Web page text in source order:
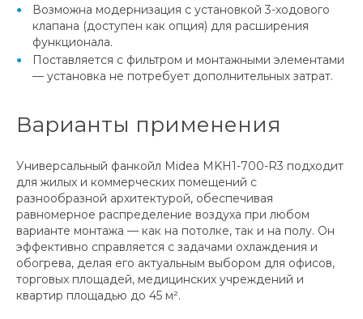
Возможна модернизация с установкой 3-ходового
клапана (доступен как опция) для расширения
функционала.
Поставляется с фильтром и монтажными элементами
— установка не потребует дополнительных затрат.
Варианты применения
Универсальный фанкойл Midea MKH1-700-R3 подходит
для жилых и коммерческих помещений с
разнообразной архитектурой, обеспечивая
равномерное распределение воздуха при любом
варианте монтажа — как на потолке, так и на полу. Он
эффективно справляется с задачами охлаждения и
обогрева, делая его актуальным выбором для офисов,
торговых площадей, медицинских учреждений и
квартир площадью до 45 м².